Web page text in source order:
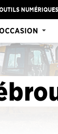
NUMÉRIQUES